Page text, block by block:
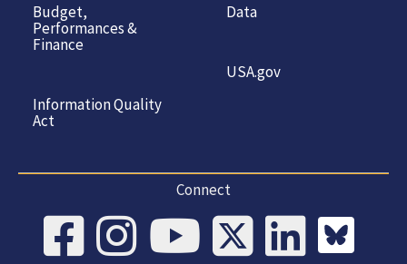
Budget,
Performances &
Finance
Information Quality
Act
Data
USA.gov
Connect